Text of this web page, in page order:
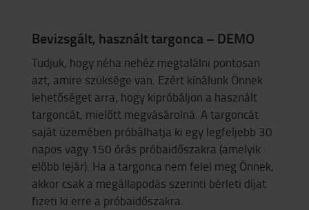
Bevizsgált, használt targonca – DEMO
Tudjuk, hogy néha nehéz megtalálni pontosan
azt, amire szüksége van. Ezért kínálunk Önnek
lehetőséget arra, hogy kipróbáljon a használt
targoncát, mielőtt megvásárolná. A targoncát
saját üzemében próbálhatja ki egy legfeljebb 30
napos vagy 150 órás próbaidőszakra (amelyik
előbb lejár). Ha a targonca nem felel meg Önnek,
akkor csak a megállapodás szerinti bérleti díjat
fizeti ki erre a próbaidőszakra.